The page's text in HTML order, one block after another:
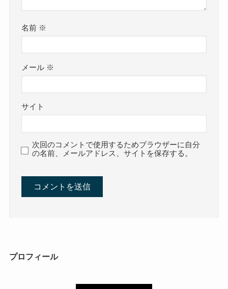
名前 ※
メール ※
サイト
次回のコメントで使用するためブラウザーに自分
の名前、メールアドレス、サイトを保存する。
プロフィール